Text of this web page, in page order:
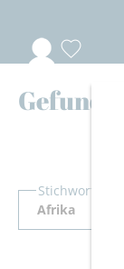
Stichwort